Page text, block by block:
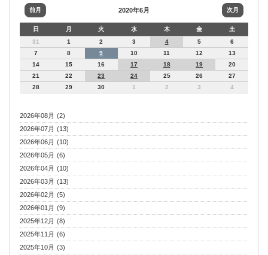
前月 2020年6月 次月
日 月 火 水 木 金
土
31
1 2 3 4 5
6
7
8 9 10 11 12
13
14
15 16 17 18 19
20
21
22 23 24 25 26
27
28
29 30 1 2 3 4
2026年08月 (2)
2026年07月 (13)
2026年06月 (10)
2026年05月 (6)
2026年04月 (10)
2026年03月 (13)
2026年02月 (5)
2026年01月 (9)
2025年12月 (8)
2025年11月 (6)
2025年10月 (3)